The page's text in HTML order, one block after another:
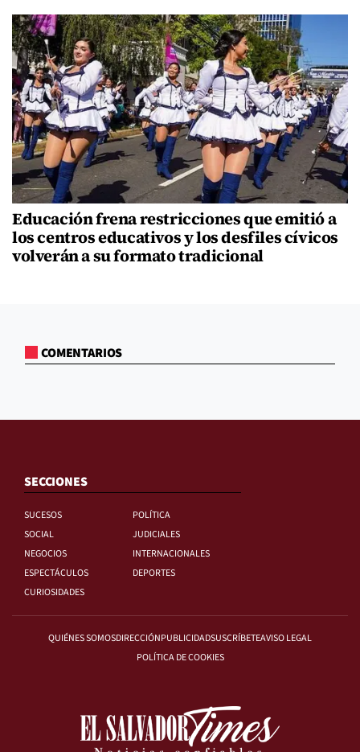
Educación frena restricciones que emitió a
los centros educativos y los desfiles cívicos
volverán a su formato tradicional
COMENTARIOS
SECCIONES
SUCESOS
POLÍTICA
SOCIAL
JUDICIALES
NEGOCIOS
INTERNACIONALES
ESPECTÁCULOS
DEPORTES
CURIOSIDADES
QUIÉNES SOMOSDIRECCIÓNPUBLICIDADSUSCRÍBETEAVISO LEGAL
POLÍTICA DE COOKIES